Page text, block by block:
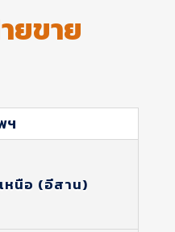
ยขาย
ฯ
หนือ (อีสาน)